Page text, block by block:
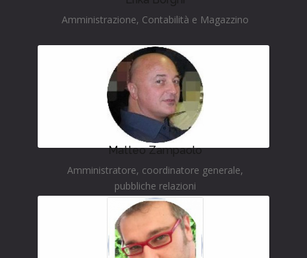
Amministrazione, Contabilità e Magazzino
Matteo Zampaolo
Amministratore, coordinatore generale,
pubbliche relazioni